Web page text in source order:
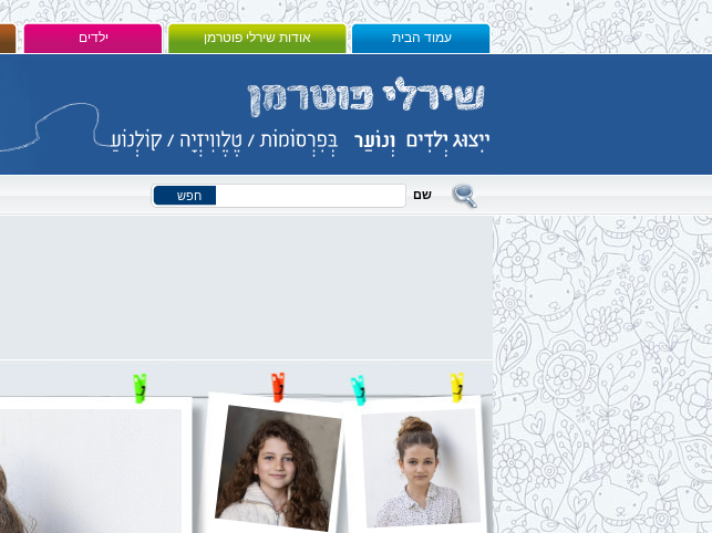
עמוד הבית אודות שירלי פוטרמן ילדים
שם